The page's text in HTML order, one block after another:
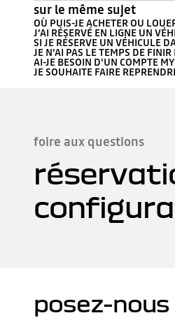
sur le même sujet
OÙ PUIS-JE ACHETER OU
J’AI RÉSERVÉ EN LIGNE UN
SI JE RÉSERVE UN VÉHICULE
JE N'AI PAS LE TEMPS DE
AI-JE BESOIN D'UN COMPTE
JE SOUHAITE FAIRE
foire aux questions
posez-nous